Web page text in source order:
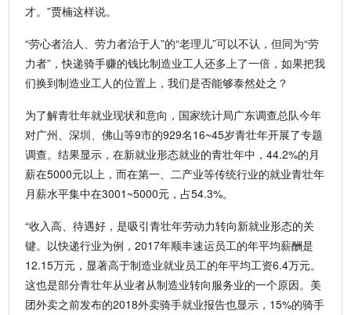
才。”贾楠这样说。
“劳心者治人、劳力者治于人”的“老理儿”可以不认，但同为“劳
力者”，快递骑手赚的钱比制造业工人还多上了一倍，如果把我
们换到制造业工人的位置上，我们是否能够泰然处之？
为了解青壮年就业现状和意向，国家统计局广东调查总队今年
对广州、深圳、佛山等9市的929名16~45岁青壮年开展了专题
调查。结果显示，在新就业形态就业的青壮年中，44.2%的月
薪在5000元以上，而在第一、二产业等传统行业的就业青壮年
月薪水平集中在3001~5000元，占54.3%。
“收入高、待遇好，是吸引青壮年劳动力转向新就业形态的关
键。以快递行业为例，2017年顺丰速运员工的年平均薪酬是
12.15万元，显著高于制造业就业员工的年平均工资6.4万元。
这也是部分青壮年从业者从制造业转向服务业的一个原因。美
团外卖之前发布的2018外卖骑手就业报告也显示，15%的骑手